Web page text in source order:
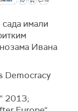
имали
Ивана
Democracy
2013;